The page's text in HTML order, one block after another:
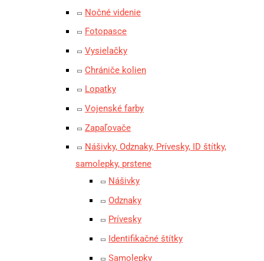
Nočné videnie
Fotopasce
Vysielačky
Chrániče kolien
Lopatky
Vojenské farby
Zapaľovače
Nášivky, Odznaky, Prívesky, ID štítky,
samolepky, prstene
Nášivky
Odznaky
Prívesky
Identifikačné štítky
Samolepky